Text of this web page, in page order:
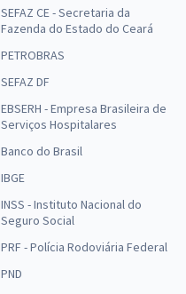
SEFAZ CE - Secretaria da
Fazenda do Estado do Ceará
PETROBRAS
SEFAZ DF
EBSERH - Empresa Brasileira de
Serviços Hospitalares
Banco do Brasil
IBGE
INSS - Instituto Nacional do
Seguro Social
PRF - Polícia Rodoviária Federal
PND